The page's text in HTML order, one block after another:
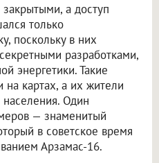
а доступ
только
поскольку в них
разработками,
энергетики. Такие
на картах, а их жители
Один
— знаменитый
в советское время
Арзамас-16.